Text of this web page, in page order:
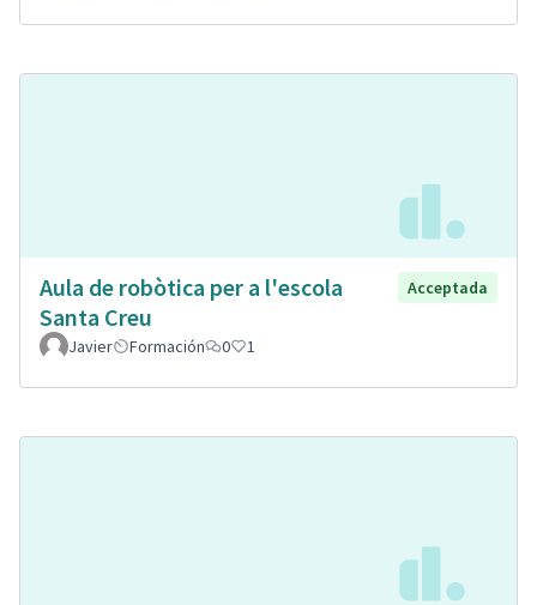
Aula de robòtica per a l'escola
Santa Creu
Acceptada
Javier Formación 0 1